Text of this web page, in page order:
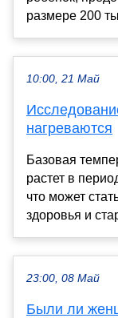
размере 200
10:00, 21 Май
нагреваются
Базовая
растет в
что может
здоровья и
23:00, 08 Май
Были ли